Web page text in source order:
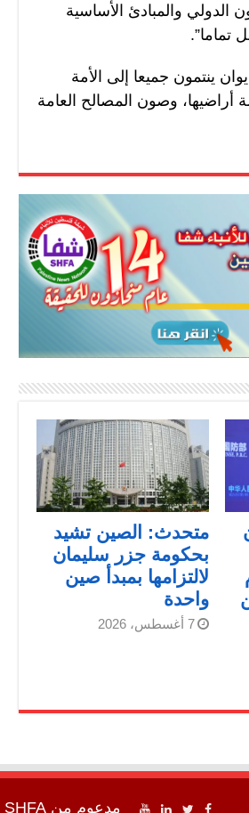
الدولي والمبادئ الأساسية
تماما”.
ينتمون جميعا إلى الأمة
أراضيها، وصون المصالح العامة
متحدث: الصين تشيد
بحكومة جزر سليمان
لالتزامها بمبدأ صين
واحدة
7 أغسطس، 2026
مدعوم منSHFA شفا